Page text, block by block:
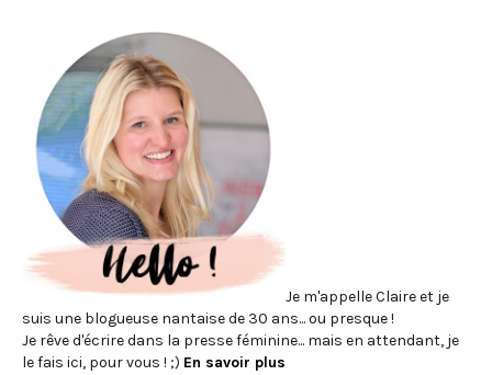
Je m'appelle Claire et je
suis une blogueuse nantaise de 30 ans... ou presque !
Je rêve d'écrire dans la presse féminine... mais en attendant, je
le fais ici, pour vous ! ;) En savoir plus